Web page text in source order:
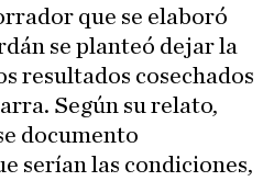
que se elaboró
se planteó dejar la
resultados cosechados
Según su relato,
documento
serían las condiciones,